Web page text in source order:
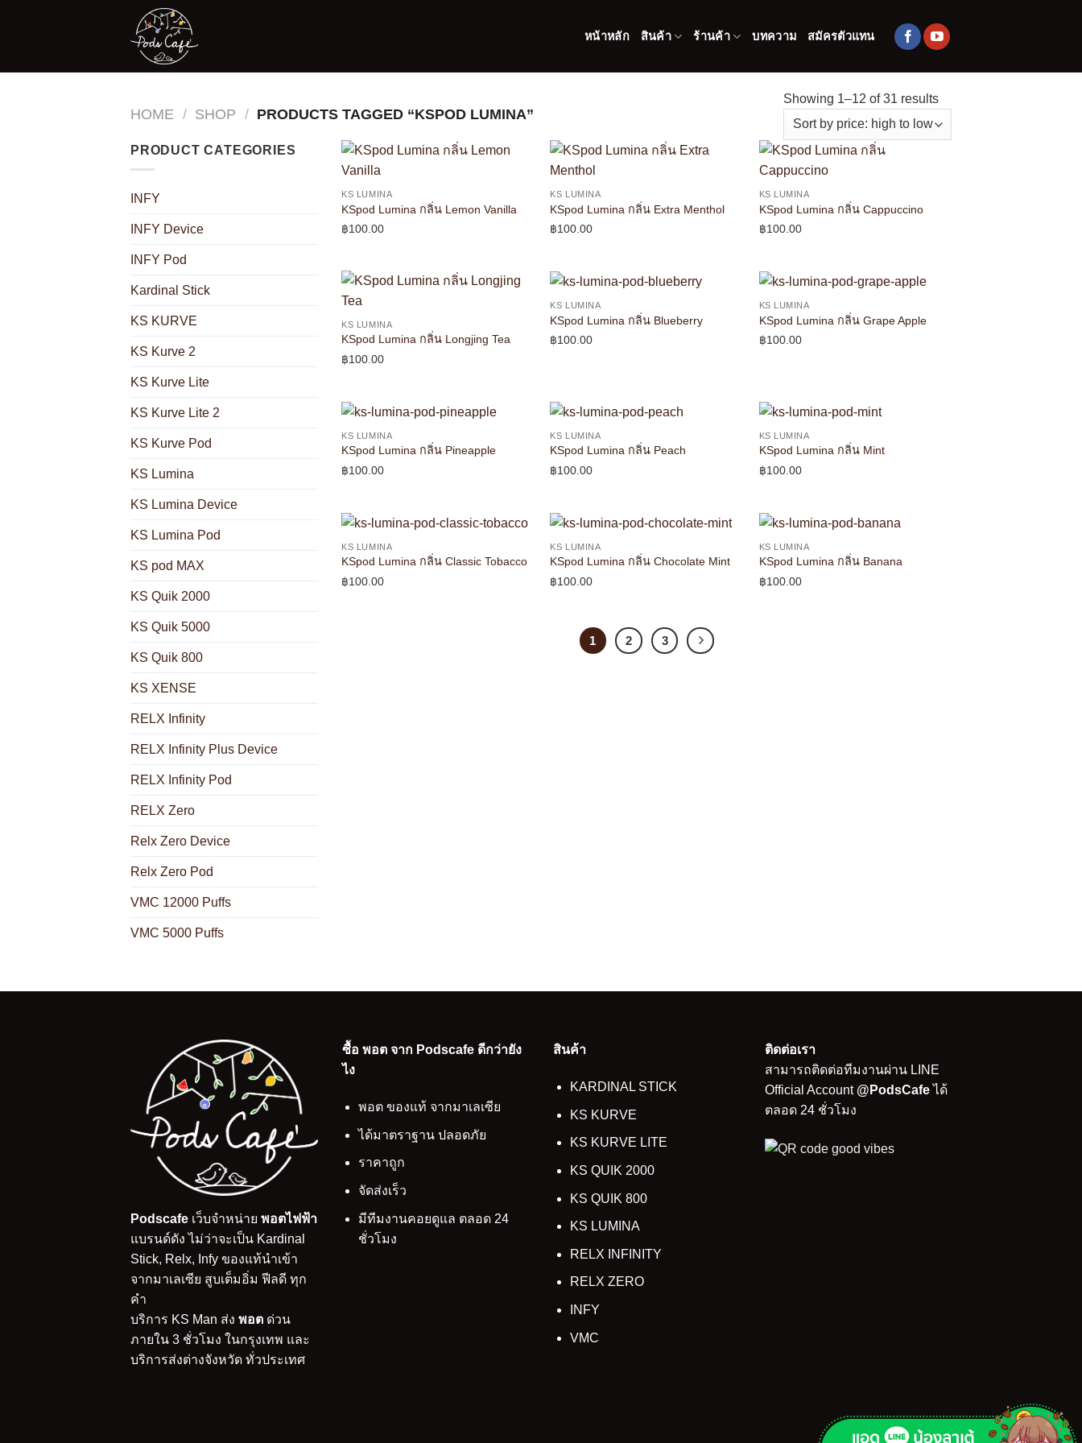
หน้าหลัก สินค้า ร้านค้า บทความ สมัครตัวแทน
HOME / SHOP / PRODUCTS TAGGED “KSPOD LUMINA”
Showing 1–12 of 31 results
PRODUCT CATEGORIES
INFY
INFY Device
INFY Pod
Kardinal Stick
KS KURVE
KS Kurve 2
KS Kurve Lite
KS Kurve Lite 2
KS Kurve Pod
KS Lumina
KS Lumina Device
KS Lumina Pod
KS pod MAX
KS Quik 2000
KS Quik 5000
KS Quik 800
KS XENSE
RELX Infinity
RELX Infinity Plus Device
RELX Infinity Pod
RELX Zero
Relx Zero Device
Relx Zero Pod
VMC 12000 Puffs
VMC 5000 Puffs
KS LUMINA
KSpod Lumina กลิ่น Lemon Vanilla
฿100.00
KS LUMINA
KSpod Lumina กลิ่น Extra Menthol
฿100.00
KS LUMINA
KSpod Lumina กลิ่น Cappuccino
฿100.00
KS LUMINA
KSpod Lumina กลิ่น Longjing Tea
฿100.00
KS LUMINA
KSpod Lumina กลิ่น Blueberry
฿100.00
KS LUMINA
KSpod Lumina กลิ่น Grape Apple
฿100.00
KS LUMINA
KSpod Lumina กลิ่น Pineapple
฿100.00
KS LUMINA
KSpod Lumina กลิ่น Peach
฿100.00
KS LUMINA
KSpod Lumina กลิ่น Mint
฿100.00
KS LUMINA
KSpod Lumina กลิ่น Classic Tobacco
฿100.00
KS LUMINA
KSpod Lumina กลิ่น Chocolate Mint
฿100.00
KS LUMINA
KSpod Lumina กลิ่น Banana
฿100.00
1 2 3
Podscafe เว็บจำหน่าย พอตไฟฟ้า
แบรนด์ดัง ไม่ว่าจะเป็น Kardinal
Stick, Relx, Infy ของแท้นำเข้า
จากมาเลเซีย สูบเต็มอิ่ม ฟีลดี ทุก
คำ
บริการ KS Man ส่ง พอต ด่วน
ภายใน 3 ชั่วโมง ในกรุงเทพ และ
บริการส่งต่างจังหวัด ทั่วประเทศ
ซื้อ พอต จาก Podscafe ดีกว่ายัง
ไง
พอต ของแท้ จากมาเลเซีย
ได้มาตราฐาน ปลอดภัย
ราคาถูก
จัดส่งเร็ว
มีทีมงานคอยดูแล ตลอด 24
ชั่วโมง
สินค้า
KARDINAL STICK
KS KURVE
KS KURVE LITE
KS QUIK 2000
KS QUIK 800
KS LUMINA
RELX INFINITY
RELX ZERO
INFY
VMC
ติดต่อเรา
สามารถติดต่อทีมงานผ่าน LINE
Official Account @PodsCafeได้
ตลอด 24 ชั่วโมง